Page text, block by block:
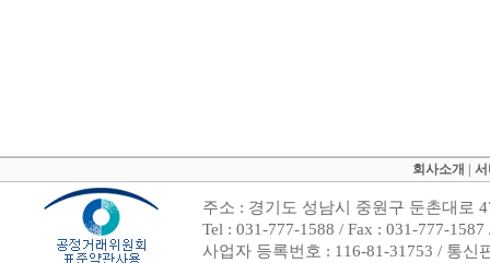
회사소개
주소 : 경기도 성남시 중원구 둔촌대로
Tel : 031-777-1588 / Fax : 031-777-
사업자 등록번호 : 116-81-31753 / 통신